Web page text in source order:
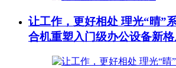
让工作，更好相处 理光“晴”
合机重塑入门级办公设备新